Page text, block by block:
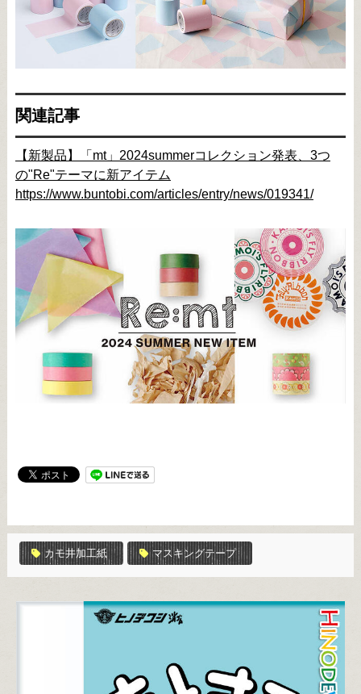
関連記事
【新製品】「mt」2024summerコレクション発表、3つ
の"Re"テーマに新アイテム
https://www.buntobi.com/articles/entry/news/019341/
カモ井加工紙 マスキングテープ